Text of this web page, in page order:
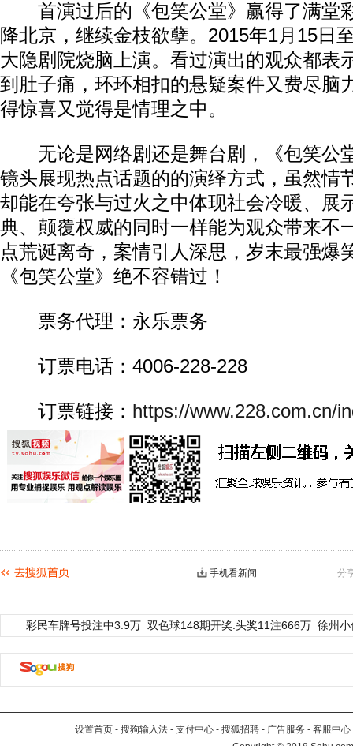
首演过后的《包笑公堂》赢得了满堂
降北京，继续金枝欲孽。2015年1月15日
大隐剧院烧脑上演。看过演出的观众都表
到肚子痛，环环相扣的悬疑案件又费尽脑
得惊喜又觉得是情理之中。
无论是网络剧还是舞台剧，《包笑公
镜头展现热点话题的的演绎方式，虽然情
却能在夸张与过火之中体现社会冷暖、展
典、颠覆权威的同时一样能为观众带来不
点荒诞离奇，案情引人深思，岁末最强爆
《包笑公堂》绝不容错过！
票务代理：永乐票务
订票电话：4006-228-228
订票链接： https://www.228.com.cn/
分
手机看新闻
彩民车牌号投注中3.9万 双色球148期开奖:头奖11注666万 徐州
设置首页 - 搜狗输入法 - 支付中心 - 搜狐招聘 - 广告服务 - 客服中心